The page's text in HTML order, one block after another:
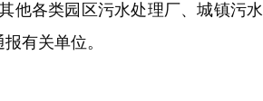
他各类园区污水处理厂、城镇污水
有关单位。